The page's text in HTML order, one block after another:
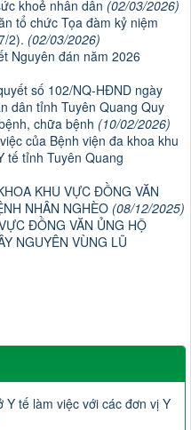
khoẻ nhân dân (02/03/2026)
tổ chức Tọa đàm kỷ niệm
2). (02/03/2026)
Nguyên đán năm 2026
số 102/NQ-HĐND ngày
dân tỉnh Tuyên Quang Quy
chữa bệnh (10/02/2026)
của Bệnh viện đa khoa khu
tế tỉnh Tuyên Quang
KHU VỰC ĐỒNG VĂN
NHÂN NGHÈO (08/12/2025)
ĐỒNG VĂN ỦNG HỘ
NGUYÊN VÙNG LŨ
tế làm việc với các đơn vị Y